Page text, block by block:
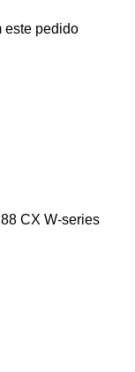
este pedido
CX W-series